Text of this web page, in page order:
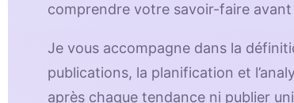
comprendre votre savoir-faire
Je vous accompagne dans la
publications, la planification et
après chaque tendance ni publier